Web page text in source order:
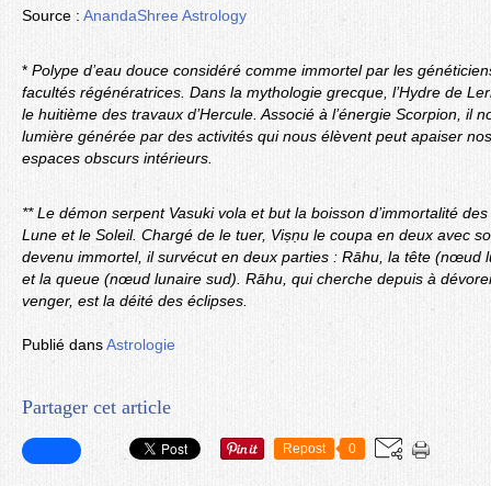
Source : AnandaShree Astrology
* Polype d’eau douce considéré comme immortel par les
facultés régénératrices. Dans la mythologie grecque, l’Hydre de
le huitième des travaux d’Hercule. Associé à l’énergie Scorpion, il
lumière générée par des activités qui nous élèvent peut apaiser
espaces obscurs intérieurs.
** Le démon serpent Vasuki vola et but la boisson d’immortalité
Lune et le Soleil. Chargé de le tuer, Viṣṇu le coupa en deux avec
devenu immortel, il survécut en deux parties : Rāhu, la tête (nœud
et la queue (nœud lunaire sud). Rāhu, qui cherche depuis à
venger, est la déité des éclipses.
Publié dansAstrologie
Partager cet article
Repost 0